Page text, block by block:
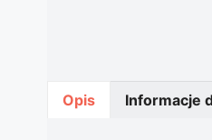
Opis Informacje